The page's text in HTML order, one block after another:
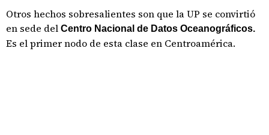
Otros hechos sobresalientes son que la UP se convirtió
en sede del Centro Nacional de Datos Oceanográficos.
Es el primer nodo de esta clase en Centroamérica.